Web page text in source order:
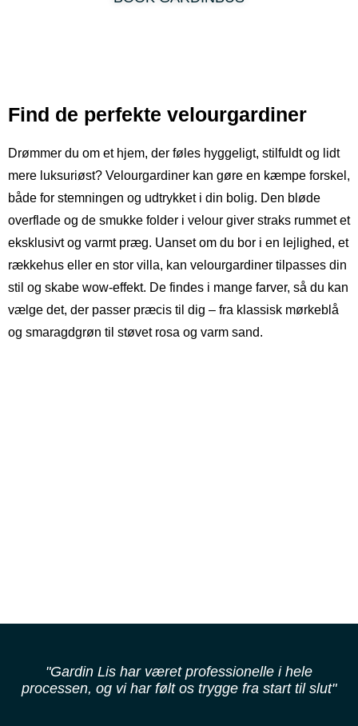
Find de perfekte velourgardiner
Drømmer du om et hjem, der føles hyggeligt, stilfuldt og lidt
mere luksuriøst? Velourgardiner kan gøre en kæmpe forskel,
både for stemningen og udtrykket i din bolig. Den bløde
overflade og de smukke folder i velour giver straks rummet et
eksklusivt og varmt præg. Uanset om du bor i en lejlighed, et
rækkehus eller en stor villa, kan velourgardiner tilpasses din
stil og skabe wow-effekt. De findes i mange farver, så du kan
vælge det, der passer præcis til dig – fra klassisk mørkeblå
og smaragdgrøn til støvet rosa og varm sand.
"Gardin Lis har været professionelle i hele
processen, og vi har følt os trygge fra start til slut"